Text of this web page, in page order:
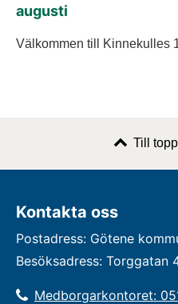
augusti
Välkommen till Kinnekulles
Till
Kontakta oss
Postadress: Götene
Besöksadress: Torggatan
Medborgarkontoret: